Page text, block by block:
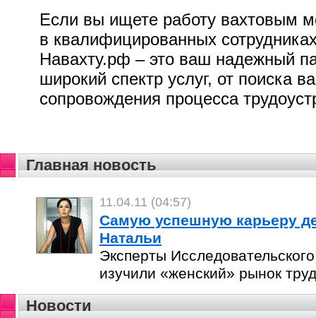
Если вы ищете работу вахтовым
в квалифицированных
Навахту.рф – это ваш надежный
широкий спектр услуг, от поиска
сопровождения процесса
Главная новость
11.04.11 (04:57)
Самую успешную карьеру
Натальи
Эксперты
изучили «женский» рынок
Новости